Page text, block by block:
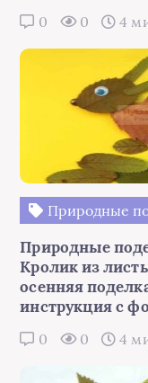
0 0 4
Природные
Природные
Кролик из
осенняя
инструкция с
0 0 4